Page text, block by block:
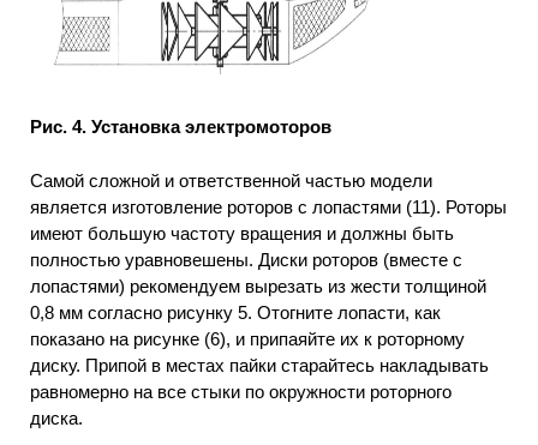
Рис. 4. Установка электромоторов
Самой сложной и ответственной частью модели
является изготовление роторов с лопастями (11). Роторы
имеют большую частоту вращения и должны быть
полностью уравновешены. Диски роторов (вместе с
лопастями) рекомендуем вырезать из жести толщиной
0,8 мм согласно рисунку 5. Отогните лопасти, как
показано на рисунке (6), и припаяйте их к роторному
диску. Припой в местах пайки старайтесь накладывать
равномерно на все стыки по окружности роторного
диска.